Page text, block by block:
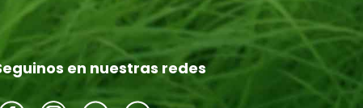
en nuestras redes